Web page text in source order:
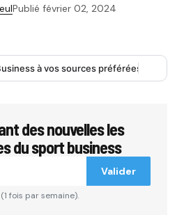
Publié février 02, 2024
à vos sources préférées
des nouvelles les
du sport business
Valider
fois par semaine).